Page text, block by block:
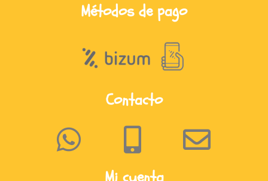
Métodos de pago
Contacto